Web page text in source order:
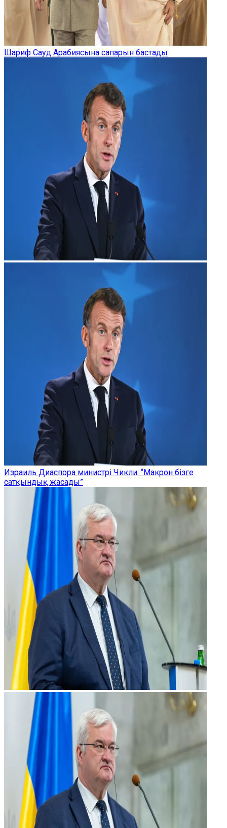
Шариф Сауд Арабиясына сапарын бастады
Израиль Диаспора министрі Чикли: “Макрон бізге
сатқындық жасады”